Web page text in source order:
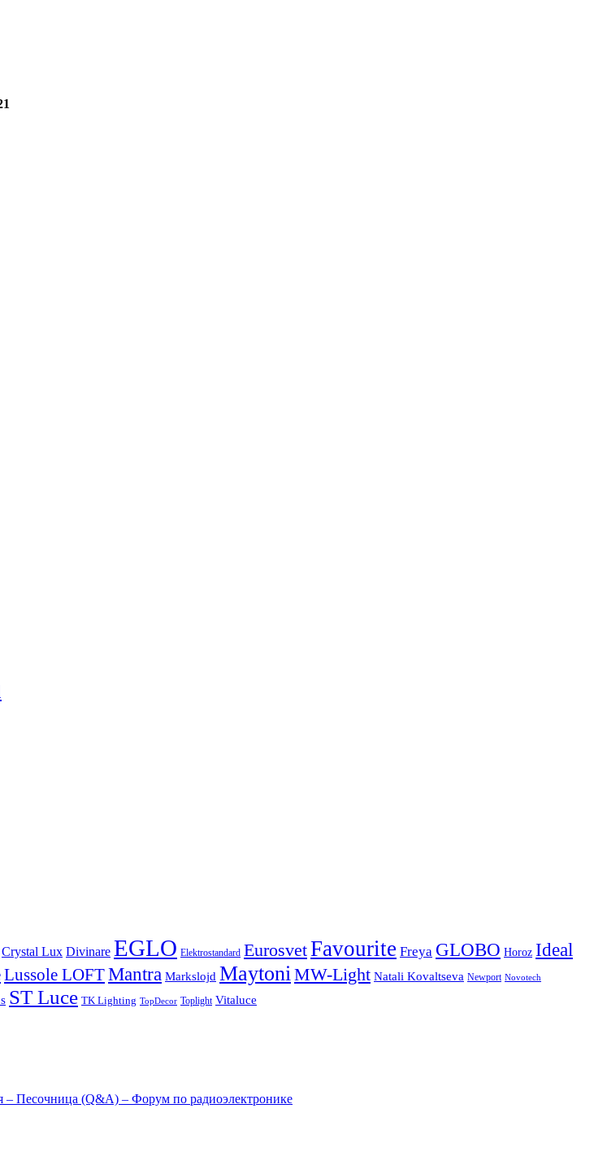
Crystal Lux Divinare EGLO Elektrostandard EurosvetFavourite Freya GLOBO Horoz Ideal
Lussole LOFTMantra Markslojd Maytoni MW-Light Natali Kovaltseva Newport Novotech
ST Luce TK Lighting TopDecor Toplight Vitaluce
Песочница (Q&A) – Форум по радиоэлектронике